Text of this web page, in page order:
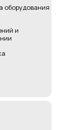
и
оборудования